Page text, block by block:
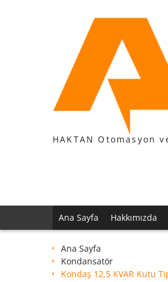
HAKTAN Otomasyon
Ana Sayfa Hakkımızda
Ana Sayfa
Kondansatör
Kondaş 12,5 KVAR Kutu